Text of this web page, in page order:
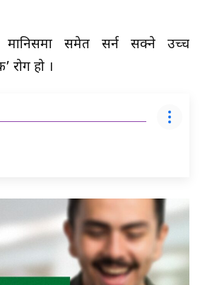
मानिसमा समेत सर्न सक्ने उच्च
रोग हो ।